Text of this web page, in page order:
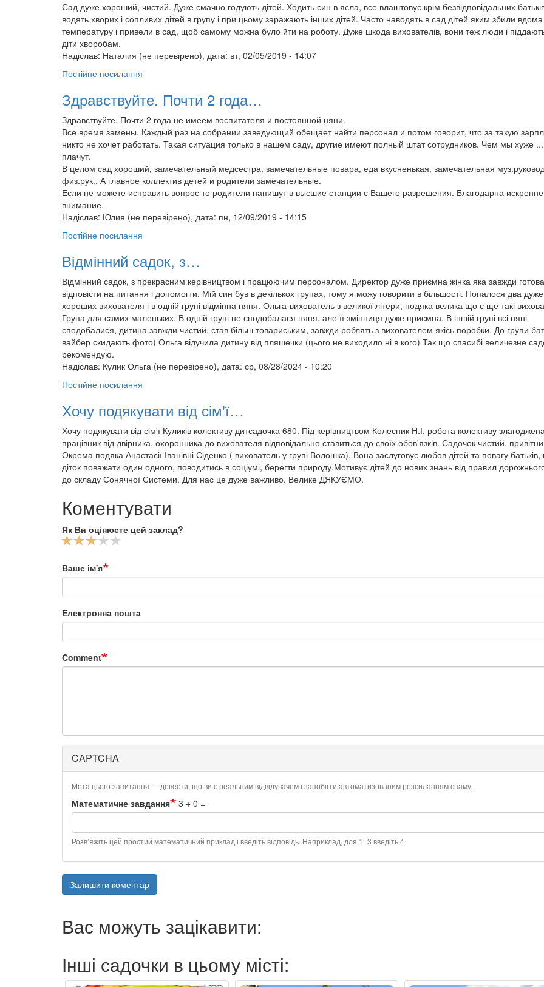
Сад дуже хороший, чистий. Дуже смачно годують дітей. Ходить син в ясла, все влаштовує крім безвідповідальних
водять хворих і сопливих дітей в групу і при цьому заражають інших дітей. Часто наводять в сад дітей яким збили вдома
температуру і привели в сад, щоб самому можна було йти на роботу. Дуже шкода вихователів, вони теж люди і
діти хворобам.
Надіслав: Наталия (не перевірено), дата: вт, 02/05/2019 - 14:07
Постійне посилання
Здравствуйте. Почти 2 года…
Здравствуйте. Почти 2 года не имеем воспитателя и постоянной няни.
Все время замены. Каждый раз на собрании заведующий обещает найти персонал и потом говорит, что за такую
никто не хочет работать. Такая ситуация только в нашем саду, другие имеют полный штат сотрудников. Чем мы хуже
плачут.
В целом сад хороший, замечательный медсестра, замечательные повара, еда вкусненькая, замечательная
физ.рук., А главное коллектив детей и родители замечательные.
Если не можете исправить вопрос то родители напишут в высшие станции с Вашего разрешения. Благодарна
внимание.
Надіслав: Юлия (не перевірено), дата: пн, 12/09/2019 - 14:15
Постійне посилання
Відмінний садок, з…
Відмінний садок, з прекрасним керівництвом і працюючим персоналом. Директор дуже приємна жінка яка завжди готова
відповісти на питання і допомогти. Мій син був в декількох групах, тому я можу говорити в більшості. Попалося два дуже
хороших вихователя і в одній групі відмінна няня. Ольга-вихователь з великої літери, подяка велика що є ще такі
Група для самих маленьких. В одній групі не сподобалася няня, але її змінниця дуже приємна. В іншій групі всі няні
сподобалися, дитина завжди чистий, став більш товариським, завжди роблять з вихователем якісь поробки. До групи
вайбер скидають фото) Ольга відучила дитину від пляшечки (цього не виходило ні в кого) Так що спасибі величезне
рекомендую.
Надіслав: Кулик Ольга (не перевірено), дата: ср, 08/28/2024 - 10:20
Постійне посилання
Хочу подякувати від сім'ї…
Хочу подякувати від сім'ї Куликів колективу дитсадочка 680. Під керівництвом Колесник Н.І. робота колективу
працівник від двірника, охоронника до вихователя відповідально ставиться до своїх обов'язків. Садочок чистий,
Окрема подяка Анастасії Іванівні Сіденко ( вихователь у групі Волошка). Вона заслуговує любов дітей та повагу батьків,
діток поважати один одного, поводитись в соціумі, берегти природу.Мотивує дітей до нових знань від правил
до складу Сонячної Системи. Для нас це дуже важливо. Велике ДЯКУЄМО.
Коментувати
Як Ви оцінюєте цей заклад?
Ваше ім'я
Електронна пошта
Comment
CAPTCHA
Мета цього запитання — довести, що ви є реальним відвідувачем і запобігти автоматизованим розсиланням спаму.
Математичне завдання 3 + 0 =
Розв’яжіть цей простий математичний приклад і введіть відповідь. Наприклад, для 1+3 введіть 4.
Залишити коментар
Вас можуть зацікавити:
Інші садочки в цьому місті: